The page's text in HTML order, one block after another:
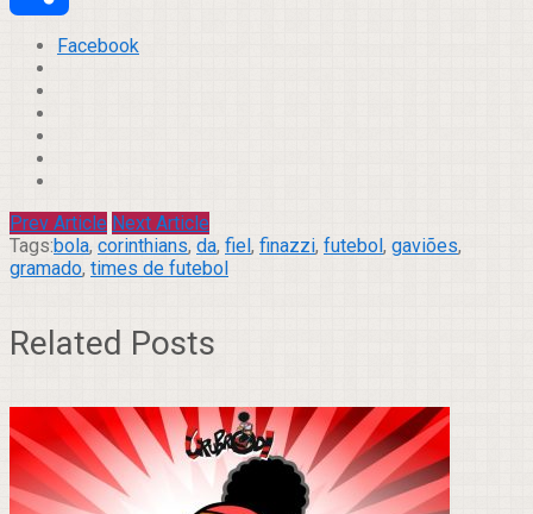
Compartilhar
Facebook
Prev Article Next Article
Tags:bola, corinthians, da, fiel, finazzi, futebol, gaviões,
gramado, times de futebol
Related Posts